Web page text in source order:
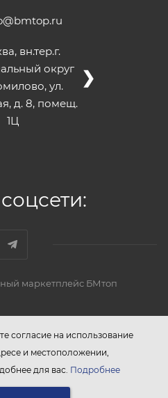
вн.тер.г.
округ
ул.
д. 8, помещ.
1Ц
❯
маркетплейс БМтоп
согласие на использование
и местоположении,
для вас. Подробнее